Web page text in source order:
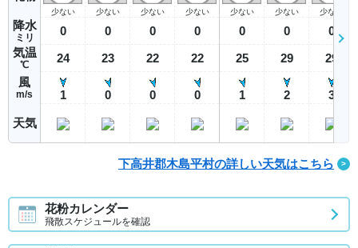
降水
ミリ
気温
℃
風
m/s
天気
少ない
0
24
1
少ない
0
23
0
少ない
0
22
0
少ない
0
22
0
少ない
0
25
1
少ない
0
29
2
少ない
0
29
3
下高井郡木島平村の詳しい天気はこちら
花粉カレンダー
飛散スケジュールを確認